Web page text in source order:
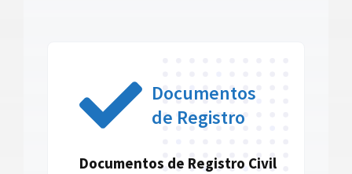
Documentos
de Registro
Documentos de Registro Civil